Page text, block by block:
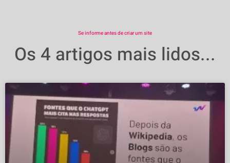
Se informe antes de criar um site
Os 4 artigos mais lidos...